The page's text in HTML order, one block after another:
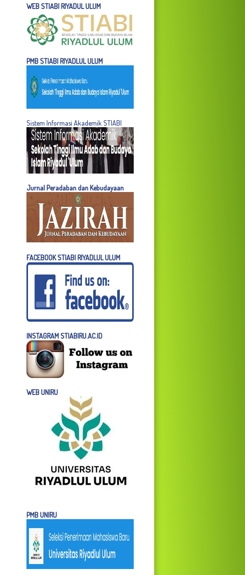
WEB STIABI RIYADUL ULUM
PMB STIABI RIYADLUL ULUM
Sistem Informasi Akademik STIABI
Jurnal Peradaban dan Kebudayaan
FACEBOOK STIABI RIYADLUL ULUM
INSTAGRAM STIABIRU.AC.ID
WEB UNIRU
PMB UNIRU